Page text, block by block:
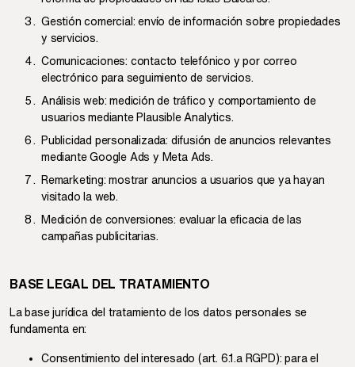
Gestión comercial: envío de información sobre propiedades
y servicios.
Comunicaciones: contacto telefónico y por correo
electrónico para seguimiento de servicios.
Análisis web: medición de tráfico y comportamiento de
usuarios mediante Plausible Analytics.
Publicidad personalizada: difusión de anuncios relevantes
mediante Google Ads y Meta Ads.
Remarketing: mostrar anuncios a usuarios que ya hayan
visitado la web.
Medición de conversiones: evaluar la eficacia de las
campañas publicitarias.
BASE LEGAL DEL TRATAMIENTO
La base jurídica del tratamiento de los datos personales se
fundamenta en:
Consentimiento del interesado (art. 6.1.a RGPD): para el